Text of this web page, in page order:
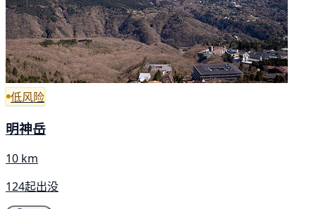
低风险
明神岳
10 km
124起出没